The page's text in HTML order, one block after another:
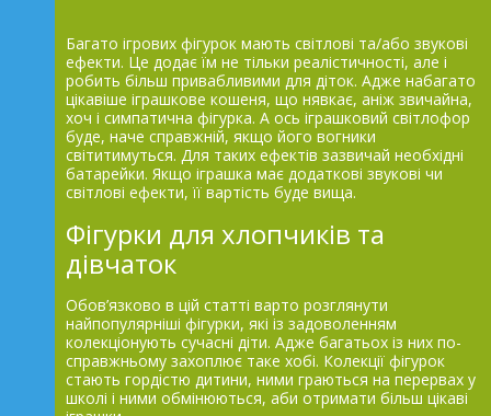
Багато ігрових фігурок мають світлові та/або звукові
ефекти. Це додає їм не тільки реалістичності, але і
робить більш привабливими для діток. Адже набагато
цікавіше іграшкове кошеня, що нявкає, аніж звичайна,
хоч і симпатична фігурка. А ось іграшковий світлофор
буде, наче справжній, якщо його вогники
світитимуться. Для таких ефектів зазвичай необхідні
батарейки. Якщо іграшка має додаткові звукові чи
світлові ефекти, її вартість буде вища.
Фігурки для хлопчиків та
дівчаток
Обов’язково в цій статті варто розглянути
найпопулярніші фігурки, які із задоволенням
колекціонують сучасні діти. Адже багатьох із них по-
справжньому захоплює таке хобі. Колекції фігурок
стають гордістю дитини, ними граються на перервах у
школі і ними обмінюються, аби отримати більш цікаві